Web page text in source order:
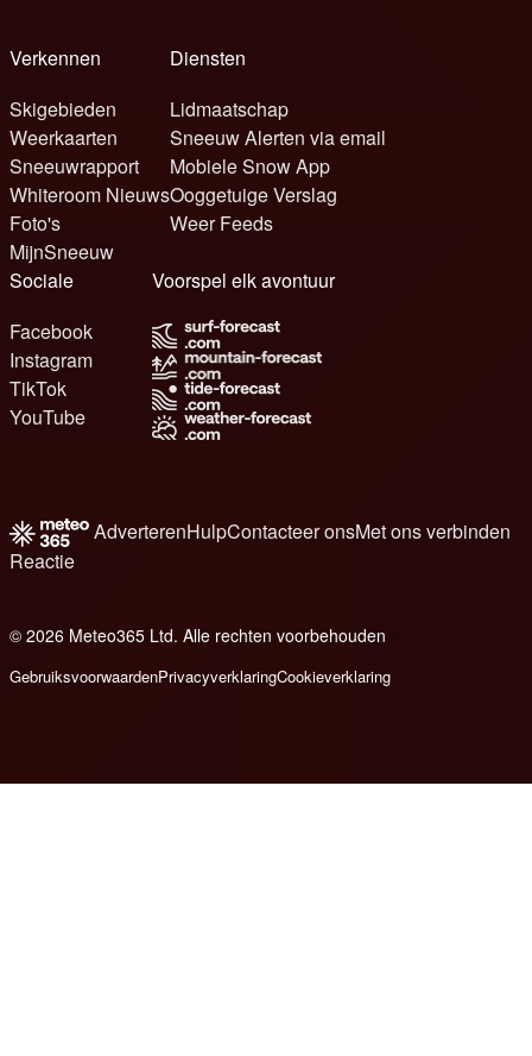
Verkennen
Skigebieden
Weerkaarten
Sneeuwrapport
Whiteroom Nieuws
Foto's
MijnSneeuw
Diensten
Lidmaatschap
Sneeuw Alerten via email
Mobiele Snow App
Ooggetuige Verslag
Weer Feeds
Sociale
Facebook
Instagram
TikTok
YouTube
Voorspel elk avontuur
AdverterenHulpContacteer onsMet ons verbinden
Reactie
© 2026 Meteo365 Ltd. Alle rechten voorbehouden
GebruiksvoorwaardenPrivacyverklaringCookieverklaring